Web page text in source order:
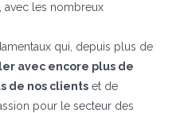
avec les nombreux
qui, depuis plus de
avec encore plus de
de nos clients et de
pour le secteur des